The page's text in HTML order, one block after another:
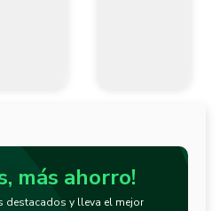
más ahorro!
destacados y lleva el mejor